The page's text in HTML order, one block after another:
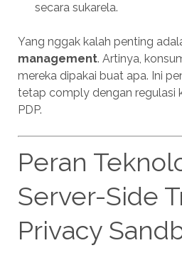
secara sukarela.
Yang nggak kalah penting
management. Artinya,
mereka dipakai buat apa. Ini
tetap comply dengan regulasi
PDP.
Peran
Server-Side
Privacy